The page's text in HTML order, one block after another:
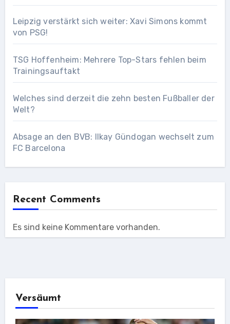
Leipzig verstärkt sich weiter: Xavi Simons kommt
von PSG!
TSG Hoffenheim: Mehrere Top-Stars fehlen beim
Trainingsauftakt
Welches sind derzeit die zehn besten Fußballer der
Welt?
Absage an den BVB: Ilkay Gündogan wechselt zum
FC Barcelona
Recent Comments
Es sind keine Kommentare vorhanden.
Versäumt